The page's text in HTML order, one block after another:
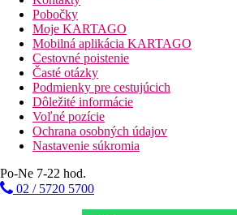
Stravovanie
Ubytovanie je poskytované s raňajkami.
Vzdialenosti
7 km
Vzdialenosť od najbližšieho letiska
Fotogaléria
Pobočky
Moje KARTAGO
Mobilná aplikácia KARTAGO
Cestovné poistenie
Časté otázky
Podmienky pre cestujúcich
Dôležité informácie
Voľné pozície
Ochrana osobných údajov
Nastavenie súkromia
Po-Ne 7-22 hod.
02 / 5720 5700